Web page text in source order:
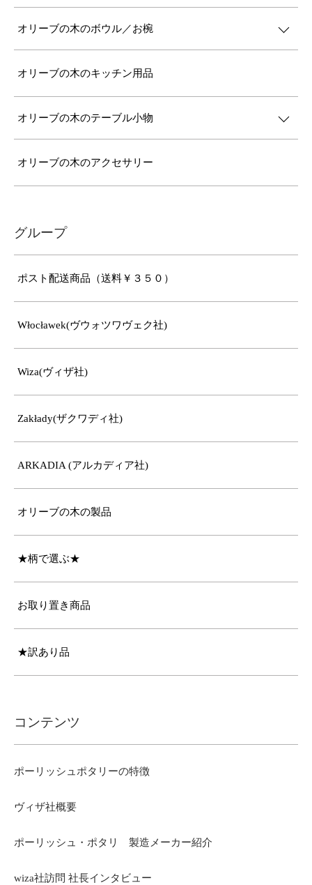
オリーブの木のボウル／お椀
オリーブの木のキッチン用品
オリーブの木のテーブル小物
オリーブの木のアクセサリー
グループ
ポスト配送商品（送料￥３５０）
Włocławek(ヴウォツワヴェク社)
Wiza(ヴィザ社)
Zakłady(ザクワディ社)
ARKADIA (アルカディア社)
オリーブの木の製品
★柄で選ぶ★
お取り置き商品
★訳あり品
コンテンツ
ポーリッシュポタリーの特徴
ヴィザ社概要
ポーリッシュ・ポタリ 製造メーカー紹介
wiza社訪問 社長インタビュー